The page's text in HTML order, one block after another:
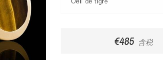
€485 含税